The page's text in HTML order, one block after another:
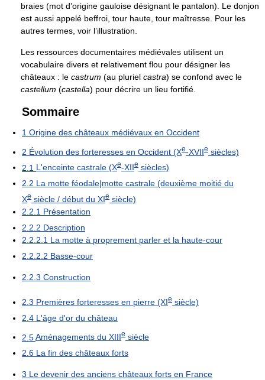
braies (mot d’origine gauloise désignant le pantalon). Le donjon
est aussi appelé beffroi, tour haute, tour maîtresse. Pour les
autres termes, voir l’illustration.
Les ressources documentaires médiévales utilisent un
vocabulaire divers et relativement flou pour désigner les
châteaux : le castrum (au pluriel castra) se confond avec le
castellum (castella) pour décrire un lieu fortifié.
Sommaire
1 Origine des châteaux médiévaux en Occident
2 Évolution des forteresses en Occident (Xe-XVIIe siècles)
2.1 L'enceinte castrale (Xe-XIIe siècles)
2.2 La motte féodale|motte castrale (deuxième moitié du
Xe siècle / début du XIe siècle)
2.2.1 Présentation
2.2.2 Description
2.2.2.1 La motte à proprement parler et la haute-cour
2.2.2.2 Basse-cour
2.2.3 Construction
2.3 Premières forteresses en pierre (XIe siècle)
2.4 L'âge d'or du château
2.5Aménagements du XIIIe siècle
2.6 La fin des châteaux forts
3 Le devenir des anciens châteaux forts en France